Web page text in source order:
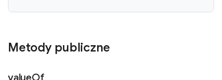
Metody publiczne